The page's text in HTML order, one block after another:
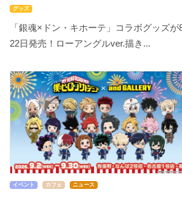
グッズ
「銀魂×ドン・キホーテ」コラボグッズが
22日発売！ローアングルver.描き...
イベント カフェ ニュース